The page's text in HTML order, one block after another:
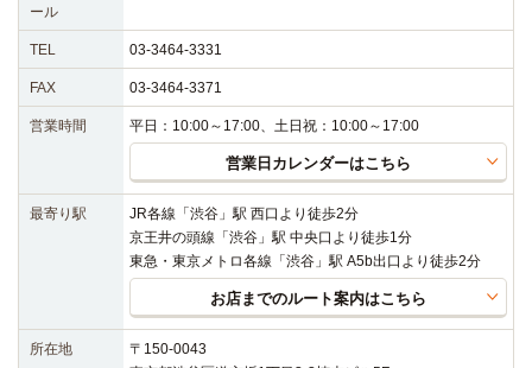
ール
TEL 03-3464-3331
FAX 03-3464-3371
営業時間 平日：10:00～17:00、土日祝：10:00～17:00
営業日カレンダーはこちら
最寄り駅
JR各線「渋谷」駅 西口より徒歩2分
京王井の頭線「渋谷」駅 中央口より徒歩1分
東急・東京メトロ各線「渋谷」駅 A5b出口より徒歩2分
お店までのルート案内はこちら
所在地
〒150-0043